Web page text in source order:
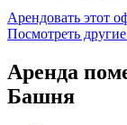
Арендовать этот
Посмотреть
Аренда
Башня